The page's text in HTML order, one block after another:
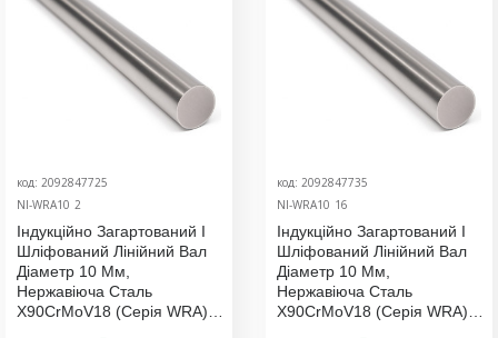
код: 2092847725
NI-WRA10_2
Індукційно Загартований І
Шліфований Лінійний Вал
Діаметр 10 Мм,
Нержавіюча Сталь
X90CrMoV18 (серія WRA),
код: 2092847735
NI-WRA10_16
Індукційно Загартований І
Шліфований Лінійний Вал
Діаметр 10 Мм,
Нержавіюча Сталь
X90CrMoV18 (серія WRA),